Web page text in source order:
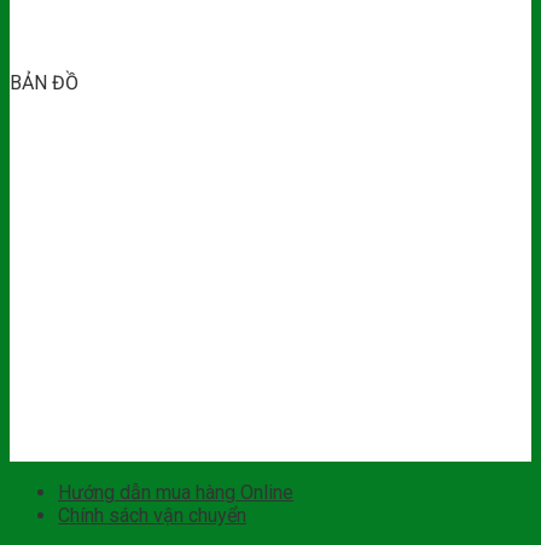
BẢN ĐỒ
Hướng dẫn mua hàng Online
Chính sách vận chuyển